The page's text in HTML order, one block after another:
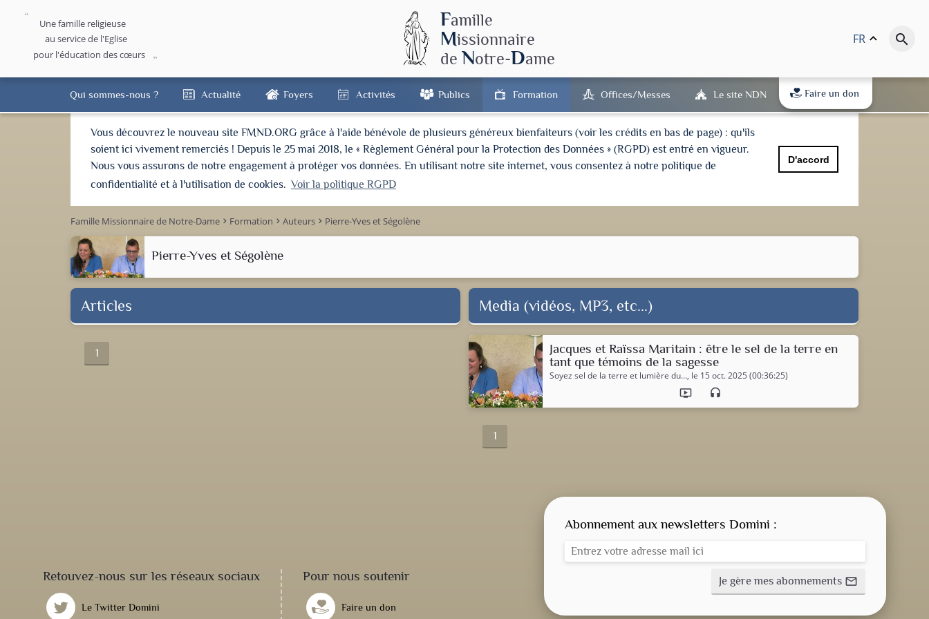
Une famille religieuse
au service de l'Eglise
pour l'éducation des cœurs
Famille
Missionnaire
de Notre-Dame
FR keyboard_arrow_up search
Qui sommes-nous ? Actualité Foyers Activités Publics Formation Offices/Messes Le site NDN Faire un don
Vous découvrez le nouveau site FMND.ORG grâce à l'aide bénévole de plusieurs généreux bienfaiteurs (voir les crédits en bas de page) : qu'ils
soient ici vivement remerciés ! Depuis le 25 mai 2018, le « Règlement Général pour la Protection des Données » (RGPD) est entré en vigueur.
Nous vous assurons de notre engagement à protéger vos données. En utilisant notre site internet, vous consentez à notre politique de
confidentialité et à l'utilisation de cookies. Voir la politique RGPD
D'accord
Famille Missionnaire de Notre-Dame keyboard_arrow_right Formation keyboard_arrow_right Auteurs keyboard_arrow_right Pierre-Yves et Ségolène
Pierre-Yves et Ségolène
Articles
1
Media (vidéos, MP3, etc...)
Jacques et Raïssa Maritain : être le sel de la terre en
tant que témoins de la sagesse
Soyez sel de la terre et lumière du…, le 15 oct. 2025 (00:36:25)
ondemand_video headset
1
Retouvez-nous sur les réseaux sociaux
Le Twitter Domini
Pour nous soutenir
Faire un don
Abonnement aux newsletters Domini :
Je gère mes abonnements mail_outline